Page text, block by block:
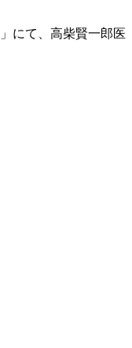
にて、高柴賢一郎医